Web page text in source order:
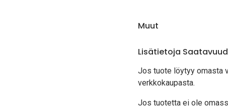
Muut
Lisätietoja
Jos tuote löytyy omasta
verkkokaupasta.
Jos tuotetta ei ole